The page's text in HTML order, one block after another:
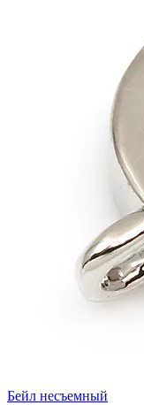
Бейл несъемный